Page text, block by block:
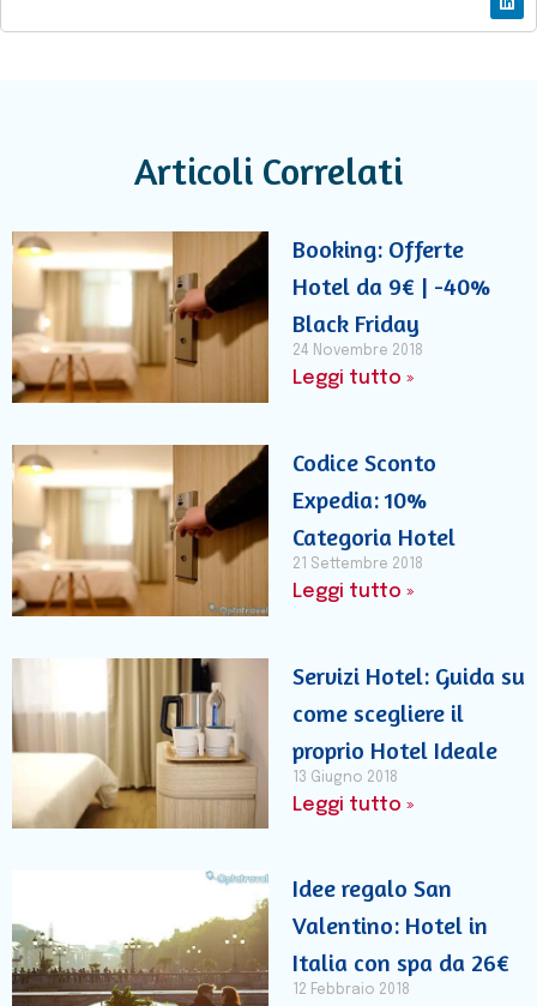
Articoli Correlati
Booking: Offerte
Hotel da 9€ | -40%
Black Friday
24 Novembre 2018
Leggi tutto »
Codice Sconto
Expedia: 10%
Categoria Hotel
21 Settembre 2018
Leggi tutto »
Servizi Hotel: Guida su
come scegliere il
proprio Hotel Ideale
13 Giugno 2018
Leggi tutto »
Idee regalo San
Valentino: Hotel in
Italia con spa da 26€
12 Febbraio 2018